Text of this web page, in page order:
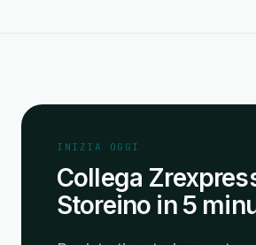
INIZIA OGGI
Collega
Storeino in 5